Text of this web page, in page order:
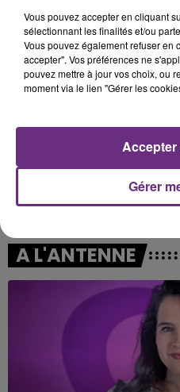
21h08
21h08
I Knew It, I Knew You
A L'ANTENNE
Vous pouvez accepter en cliquant
sélectionnant les finalités et/ou
Vous pouvez également refuser en
accepter". Vos préférences ne
pouvez mettre à jour vos choix, ou
moment via le lien "Gérer les
Gérer
Accepter